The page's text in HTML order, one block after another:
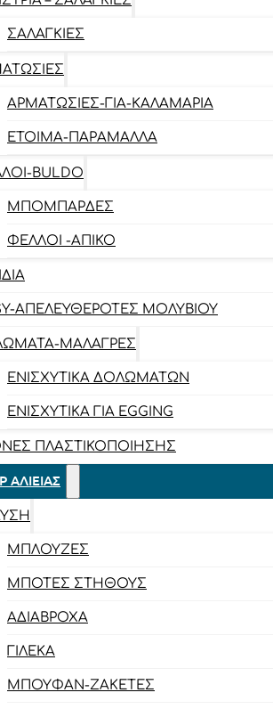
ΣΑΛΑΓΚΙΈΣ
ΑΡΜΑΤΩΣΙΈΣ-ΓΙΑ-ΚΑΛΑΜΆΡΙΑ
ΈΤΟΙΜΑ-ΠΑΡΆΜΑΛΛΑ
BULDO
ΜΠΟΜΠΆΡΔΕΣ
ΦΕΛΛΟΊ -ΑΠΊΚΟ
ΑΠΕΛΕΥΘΕΡΟΤΈΣ ΜΟΛΥΒΙΟΎ
ΜΑΛΆΓΡΕΣ
ΕΝΙΣΧΥΤΙΚΆ ΔΟΛΩΜΆΤΩΝ
ΕΝΙΣΧΥΤΙΚΆ ΓΙΑ EGGING
ΠΛΑΣΤΙΚΟΠΟΊΗΣΗΣ
ΑΛΙΕΊΑΣ
ΜΠΛΟΎΖΕΣ
ΜΠΌΤΕΣ ΣΤΉΘΟΥΣ
ΑΔΙΆΒΡΟΧΑ
ΓΙΛΈΚΑ
ΜΠΟΥΦΆΝ-ΖΑΚΈΤΕΣ